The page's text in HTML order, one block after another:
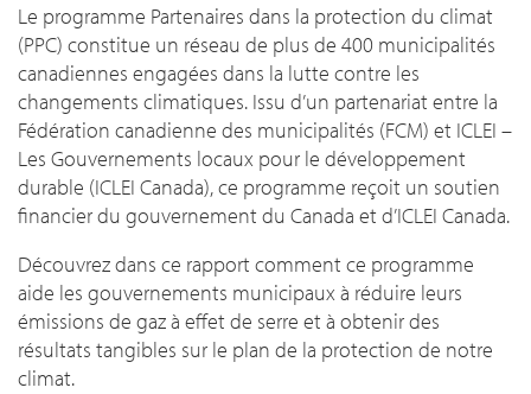
Le programme Partenaires dans la protection du climat
(PPC) constitue un réseau de plus de 400 municipalités
canadiennes engagées dans la lutte contre les
changements climatiques. Issu d’un partenariat entre la
Fédération canadienne des municipalités (FCM) et ICLEI –
Les Gouvernements locaux pour le développement
durable (ICLEI Canada), ce programme reçoit un soutien
financier du gouvernement du Canada et d’ICLEI Canada.
Découvrez dans ce rapport comment ce programme
aide les gouvernements municipaux à réduire leurs
émissions de gaz à effet de serre et à obtenir des
résultats tangibles sur le plan de la protection de notre
climat.